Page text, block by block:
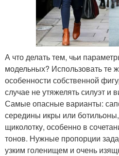
А что делать тем, чьи
модельных? Использовать те
особенности собственной
случае не утяжелять силуэт и
Самые опасные варианты:
середины икры или
щиколотку, особенно в
тонов. Нужные пропорции
узким голенищем и очень